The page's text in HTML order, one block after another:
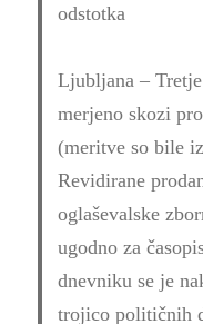
odstotka
Ljubljana –
merjeno skozi
(meritve so bile
Revidirane
oglaševalske
ugodno za
dnevniku se je
trojico političnih